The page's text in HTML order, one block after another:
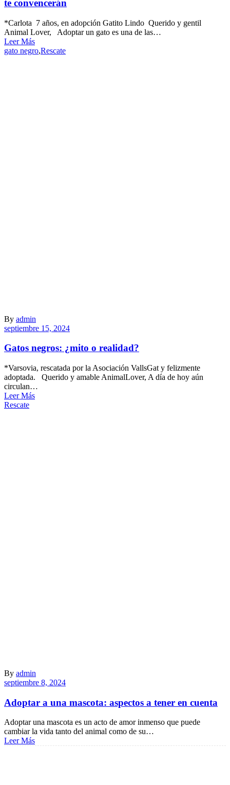
te convencerán
*Carlota 7 años, en adopción Gatito Lindo Querido y gentil
Animal Lover, Adoptar un gato es una de las…
Leer Más
gato negro,Rescate
By admin
septiembre 15, 2024
Gatos negros: ¿mito o realidad?
*Varsovia, rescatada por la Asociación VallsGat y felizmente
adoptada. Querido y amable AnimalLover, A día de hoy aún
circulan…
Leer Más
Rescate
By admin
septiembre 8, 2024
Adoptar a una mascota: aspectos a tener en cuenta
Adoptar una mascota es un acto de amor inmenso que puede
cambiar la vida tanto del animal como de su…
Leer Más